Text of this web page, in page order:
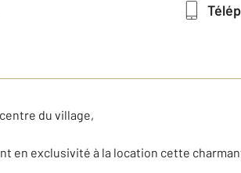
du village,
en exclusivité à la location cette